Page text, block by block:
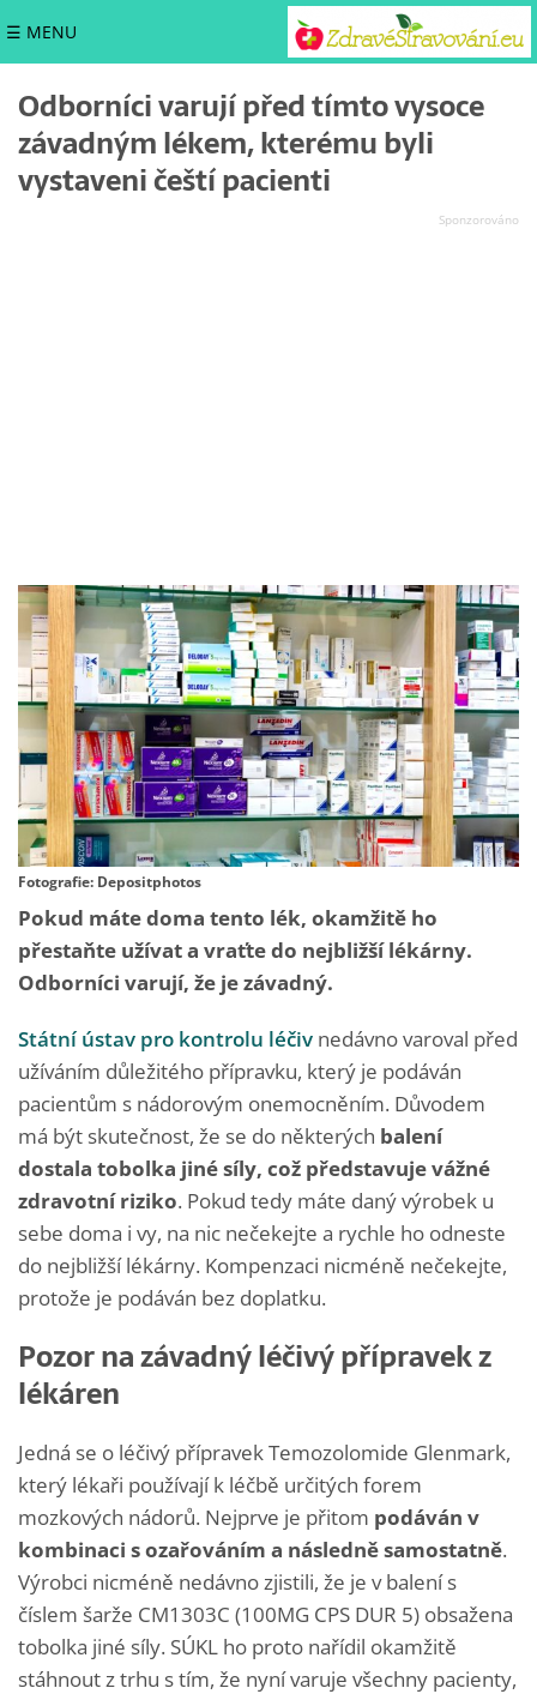
☰ MENU
Odborníci varují před tímto vysoce
závadným lékem, kterému byli
vystaveni čeští pacienti
Fotografie: Depositphotos
Pokud máte doma tento lék, okamžitě ho
přestaňte užívat a vraťte do nejbližší lékárny.
Odborníci varují, že je závadný.
Státní ústav pro kontrolu léčiv nedávno varoval před
užíváním důležitého přípravku, který je podáván
pacientům s nádorovým onemocněním. Důvodem
má být skutečnost, že se do některých balení
dostala tobolka jiné síly, což představuje vážné
zdravotní riziko. Pokud tedy máte daný výrobek u
sebe doma i vy, na nic nečekejte a rychle ho odneste
do nejbližší lékárny. Kompenzaci nicméně nečekejte,
protože je podáván bez doplatku.
Pozor na závadný léčivý přípravek z
lékáren
Jedná se o léčivý přípravek Temozolomide Glenmark,
který lékaři používají k léčbě určitých forem
mozkových nádorů. Nejprve je přitom podáván v
kombinaci s ozařováním a následně samostatně.
Výrobci nicméně nedávno zjistili, že je v balení s
číslem šarže CM1303C (100MG CPS DUR 5) obsažena
tobolka jiné síly. SÚKL ho proto nařídil okamžitě
stáhnout z trhu s tím, že nyní varuje všechny pacienty,